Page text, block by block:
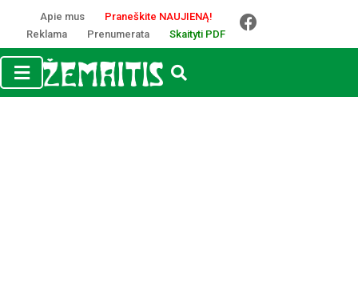
Apie mus
Praneškite NAUJIENĄ!
Reklama
Prenumerata Skaityti PDF